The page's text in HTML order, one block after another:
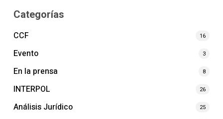
Categorías
CCF
16
Evento 3
En la prensa 8
INTERPOL 26
Análisis Jurídico 25